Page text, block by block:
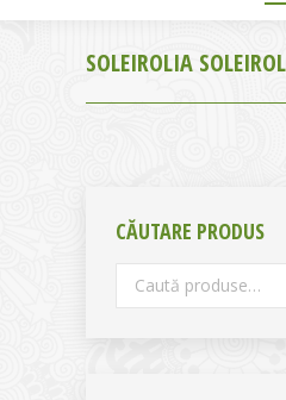
SOLEIROLIA
CĂUTARE PRODUS